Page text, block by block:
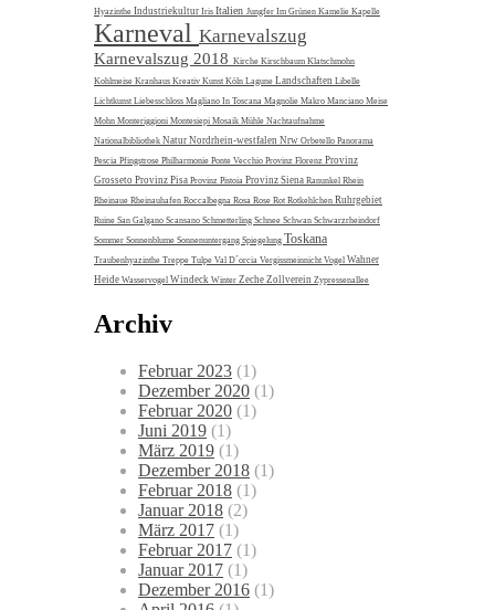
Hyazinthe Industriekultur Iris Italien Jungfer Im Grünen Kamelie Kapelle
Karneval Karnevalszug
Karnevalszug 2018 Kirche Kirschbaum Klatschmohn
Kohlmeise Kranhaus Kreativ Kunst Köln Lagune Landschaften Libelle
Lichtkunst Liebesschloss Magliano In Toscana Magnolie Makro Manciano Meise
Mohn Monteriggioni Montesiepi Mosaik Mühle Nachtaufnahme
Nationalbibliothek Natur Nordrhein-westfalen Nrw Orbetello Panorama
Pescia Pfingstrose Philharmonie Ponte Vecchio Provinz Florenz Provinz
Grosseto Provinz Pisa Provinz Pistoia Provinz Siena Ranunkel Rhein
Rheinaue Rheinauhafen Roccalbegna Rosa Rose Rot Rotkehlchen Ruhrgebiet
Ruine San Galgano Scansano Schmetterling Schnee Schwan Schwarzrheindorf
Sommer Sonnenblume Sonnenuntergang Spiegelung Toskana
Traubenhyazinthe Treppe Tulpe Val D´orcia Vergissmeinnicht Vogel Wahner
Heide Wasservogel Windeck Winter Zeche Zollverein Zypressenallee
Archiv
Februar 2023 (1)
Dezember 2020 (1)
Februar 2020 (1)
Juni 2019 (1)
März 2019 (1)
Dezember 2018 (1)
Februar 2018 (1)
Januar 2018 (2)
März 2017 (1)
Februar 2017 (1)
Januar 2017 (1)
Dezember 2016 (1)